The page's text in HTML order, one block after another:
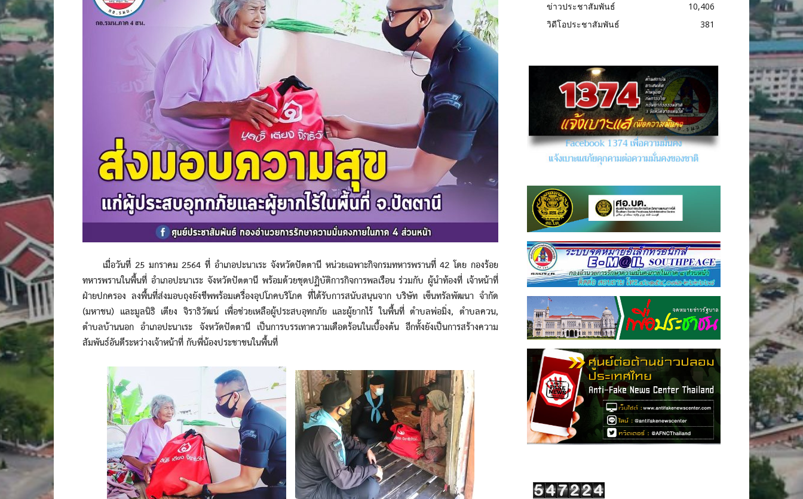
เมื่อวันที่ 25 มกราคม 2564 ที่ อำเภอปะนาเระ จังหวัดปัตตานี หน่วยเฉพาะกิจกรมทหารพรานที่ 42 โดย กองร้อย
ทหารพรานในพื้นที่ อำเภอปะนาเระ จังหวัดปัตตานี พร้อมด้วยชุดปฏิบัติการกิจการพลเรือน ร่วมกับ ผู้นำท้องที่ เจ้าหน้าที่
ฝ่ายปกครอง ลงพื้นที่ส่งมอบถุงยังชีพพร้อมเครื่องอุปโภคบริโภค ที่ได้รับการสนับสนุนจาก บริษัท เซ็นทรัลพัฒนา จำกัด
(มหาชน) และมูลนิธิ เตียง จิราธิวัฒน์ เพื่อช่วยเหลือผู้ประสบอุทกภัย และผู้ยากไร้ ในพื้นที่ ตำบลพ่อมิ่ง, ตำบลควน,
ตำบลบ้านนอก อำเภอปะนาเระ จังหวัดปัตตานี เป็นการบรรเทาความเดือดร้อนในเบื้องต้น อีกทั้งยังเป็นการสร้างความ
สัมพันธ์อันดีระหว่างเจ้าหน้าที่ กับพี่น้องประชาชนในพื้นที่
ข่าวประชาสัมพันธ์
10,406
วิดีโอประชาสัมพันธ์
381